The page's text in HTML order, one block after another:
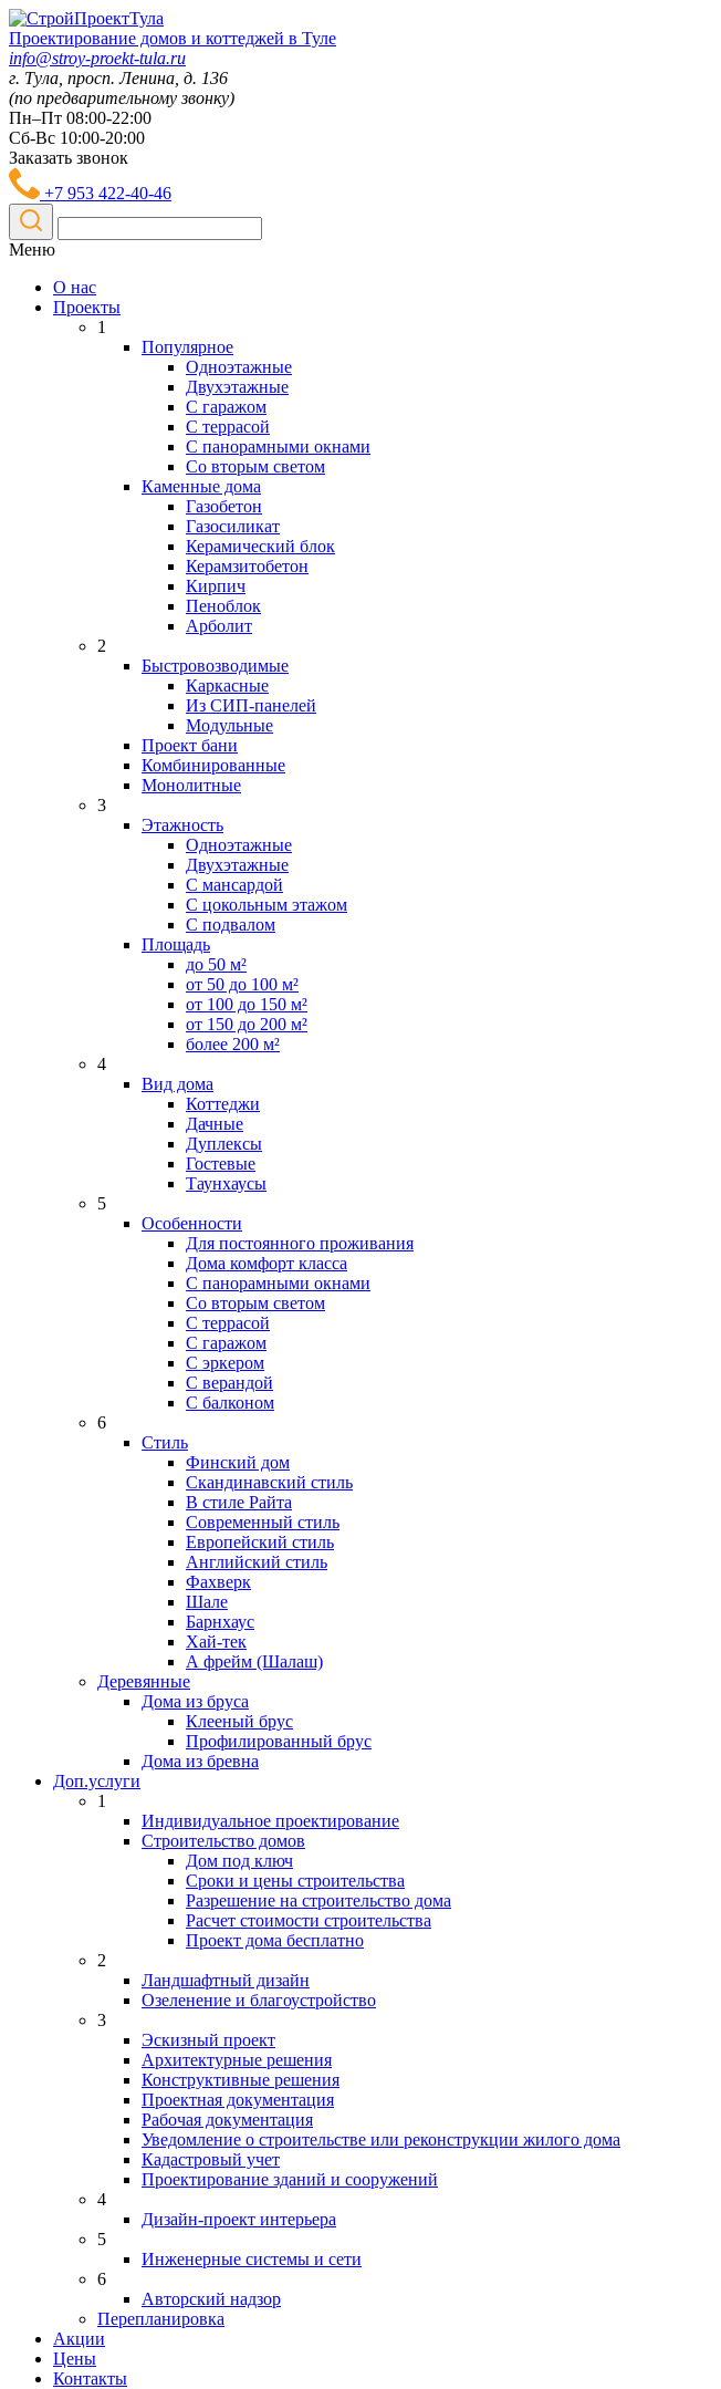
Проектирование домов и коттеджей в Туле
info@stroy-proekt-tula.ru
г. Тула, просп. Ленина, д. 136
(по предварительному звонку)
Пн–Пт 08:00-22:00
Сб-Вс 10:00-20:00
Заказать звонок
+7 953 422-40-46
Меню
О нас
Проекты
1
Популярное
Одноэтажные
Двухэтажные
С гаражом
С террасой
С панорамными окнами
Со вторым светом
Каменные дома
Газобетон
Газосиликат
Керамический блок
Керамзитобетон
Кирпич
Пеноблок
Арболит
2
Быстровозводимые
Каркасные
Из СИП-панелей
Модульные
Проект бани
Комбинированные
Монолитные
3
Этажность
Одноэтажные
Двухэтажные
С мансардой
C цокольным этажом
С подвалом
Площадь
до 50 м²
от 50 до 100 м²
от 100 до 150 м²
от 150 до 200 м²
более 200 м²
4
Вид дома
Коттеджи
Дачные
Дуплексы
Гостевые
Таунхаусы
5
Особенности
Для постоянного проживания
Дома комфорт класса
С панорамными окнами
Со вторым светом
С террасой
С гаражом
С эркером
С верандой
С балконом
6
Стиль
Финский дом
Скандинавский стиль
В стиле Райта
Современный стиль
Европейский стиль
Английский стиль
Фахверк
Шале
Барнхаус
Хай-тек
А фрейм (Шалаш)
Деревянные
Дома из бруса
Клееный брус
Профилированный брус
Дома из бревна
Доп.услуги
1
Индивидуальное проектирование
Строительство домов
Дом под ключ
Сроки и цены строительства
Разрешение на строительство дома
Расчет стоимости строительства
Проект дома бесплатно
2
Ландшафтный дизайн
Озеленение и благоустройство
3
Эскизный проект
Архитектурные решения
Конструктивные решения
Проектная документация
Рабочая документация
Уведомление о строительстве или реконструкции жилого дома
Кадастровый учет
Проектирование зданий и сооружений
4
Дизайн-проект интерьера
5
Инженерные системы и сети
6
Авторский надзор
Перепланировка
Акции
Цены
Контакты